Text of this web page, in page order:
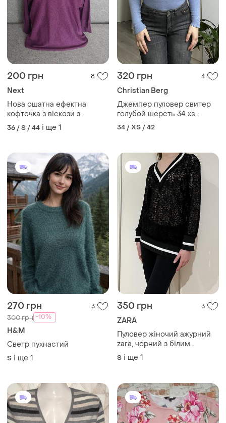
200 грн 8
Next
Нова ошатна ефектна
кофточка з віскози з
люрексовою ниткою 44-46
розміру
36 / S / 44 і ще 1
320 грн 4
Christian Berg
Джемпер пуловер свитер
голубой шерсть 34 xs
винтаж
34 / XS / 42
270 грн 3
300 грн -10%
H&M
Светр пухнастий
S і ще 1
350 грн 3
ZARA
Пуловер жіночий ажурний
zara, чорний з білим
кантом, розмір s/m
S і ще 1